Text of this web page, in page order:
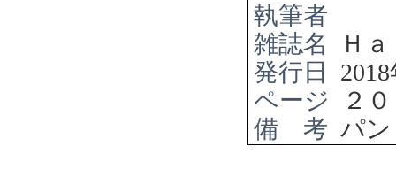
執筆者
雑誌名
Ｈ
発行日
2018
ページ
２
備 考 パ